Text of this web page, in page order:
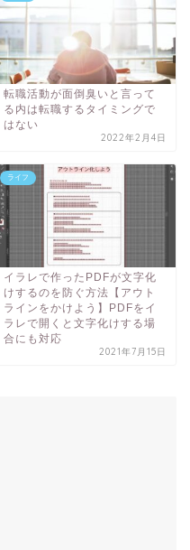
転職活動が面倒臭いと言って
る内は転職するタイミングで
はない
2022年2月4日
ライフ
イラレで作ったPDFが文字化
けするのを防ぐ方法【アウト
ラインをかけよう】PDFをイ
ラレで開くと文字化けする場
合にも対応
2021年7月15日